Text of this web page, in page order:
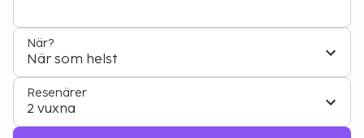
När?
När som helst
Resenärer
2 vuxna